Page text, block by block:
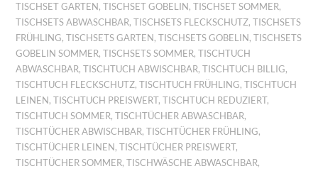
TISCHSET GARTEN ,TISCHSET GOBELIN ,TISCHSET SOMMER,
TISCHSETS ABWASCHBAR,TISCHSETS FLECKSCHUTZ,TISCHSETS
FRÜHLING,TISCHSETS GARTEN ,TISCHSETS GOBELIN ,TISCHSETS
GOBELIN SOMMER,TISCHSETS SOMMER,TISCHTUCH
ABWASCHBAR,TISCHTUCH ABWISCHBAR,TISCHTUCH BILLIG,
TISCHTUCH FLECKSCHUTZ,TISCHTUCH FRÜHLING,TISCHTUCH
LEINEN ,TISCHTUCH PREISWERT,TISCHTUCH REDUZIERT,
TISCHTUCH SOMMER,TISCHTÜCHER ABWASCHBAR,
TISCHTÜCHER ABWISCHBAR,TISCHTÜCHER FRÜHLING,
TISCHTÜCHER LEINEN ,TISCHTÜCHER PREISWERT,
TISCHTÜCHER SOMMER,TISCHWÄSCHE ABWASCHBAR,